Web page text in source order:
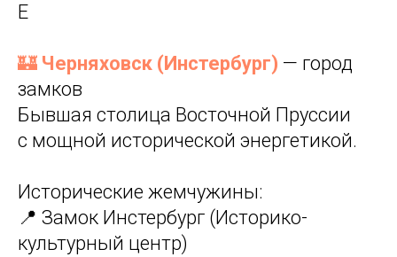
E
🏰 Черняховск (Инстербург) — город
замков
Бывшая столица Восточной Пруссии
с мощной исторической энергетикой.
Исторические жемчужины:
📍 Замок Инстербург (Историко-
культурный центр)